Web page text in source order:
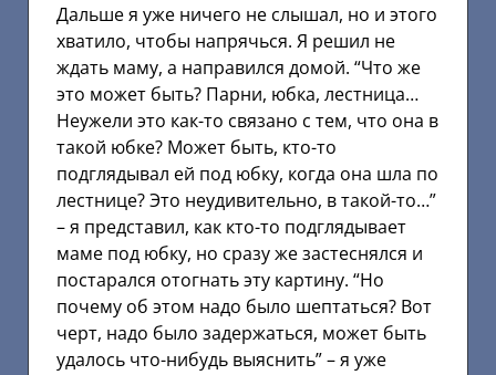
Дальше я уже ничего не слышал, но и этого
хватило, чтобы напрячься. Я решил не
ждать маму, а направился домой. “Что же
это может быть? Парни, юбка, лестница…
Неужели это как-то связано с тем, что она в
такой юбке? Может быть, кто-то
подглядывал ей под юбку, когда она шла по
лестнице? Это неудивительно, в такой-то…”
– я представил, как кто-то подглядывает
маме под юбку, но сразу же застеснялся и
постарался отогнать эту картину. “Но
почему об этом надо было шептаться? Вот
черт, надо было задержаться, может быть
удалось что-нибудь выяснить” – я уже